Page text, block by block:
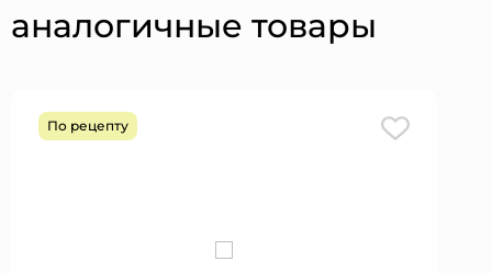
аналогичные товары
По рецепту